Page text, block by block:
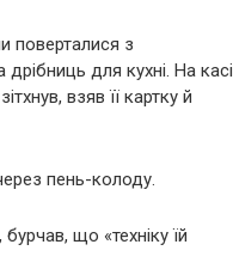
поверталися з
для кухні. На касі
взяв її картку й
пень-колоду.
що «техніку їй